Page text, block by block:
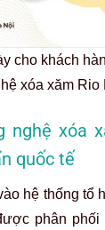
cho khách
xóa xăm Rio
nghệ xóa
quốc tế
hệ thống tổ
phân